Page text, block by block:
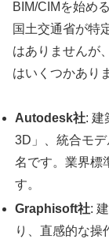
BIM/CIMを始め
国土交通省が特
はありませんが
はいくつかあり
Autodesk社: 建
3D」、統合モ
名です。業界標
す。
Graphisoft社:
り、直感的な操